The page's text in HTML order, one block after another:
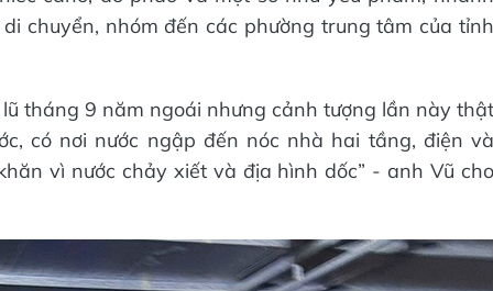
chuyển, nhóm đến các phường trung tâm của tỉnh
tháng 9 năm ngoái nhưng cảnh tượng lần này thật
có nơi nước ngập đến nóc nhà hai tầng, điện và
vì nước chảy xiết và địa hình dốc” - anh Vũ cho